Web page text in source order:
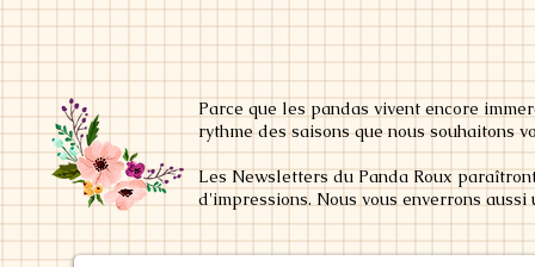
Parce que les pandas vivent encore
rythme des saisons que nous souhaitons
Les Newsletters du Panda Roux
d'impressions. Nous vous enverrons